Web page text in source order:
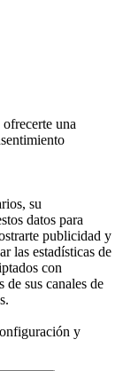
una
su
datos para
publicidad y
las estadísticas de
con
de sus canales de
y